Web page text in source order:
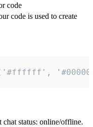
code
code is used to create
chat status: online/offline.